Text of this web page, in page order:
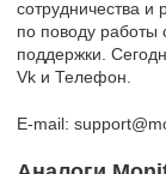
сотрудничества и
по поводу работы
поддержки.
Vk и Телефон.
E-mail: